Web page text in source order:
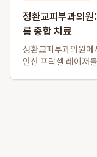
정환교피부과의
름 종합 치료
정환교피부과의원
안산 프락셀 레이저